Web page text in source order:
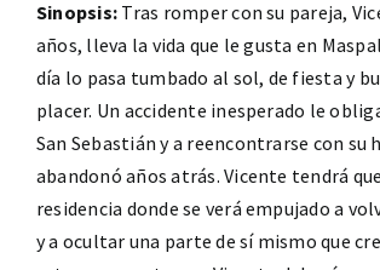
Sinopsis: Tras romper con su pareja,
años, lleva la vida que le gusta en
día lo pasa tumbado al sol, de fiesta y
placer. Un accidente inesperado le
San Sebastián y a reencontrarse con su
abandonó años atrás. Vicente tendrá
residencia donde se verá empujado a
y a ocultar una parte de sí mismo que